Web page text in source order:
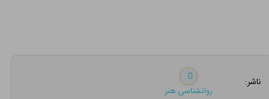
ناشر:
روانشناسی هنر